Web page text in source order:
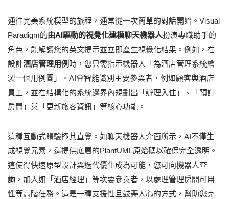
通往完美系統模型的旅程，通常從一次簡單的對話開始。Visual
Paradigm的由AI驅動的視覺化建模聊天機器人扮演專職助手的
角色，能解讀您的英文提示並立即產生視覺化結果。例如，在
設計酒店管理用例 時，您只需指示機器人「為酒店管理系統繪
製一個用例圖」。AI會智能識別主要參與者，例如顧客與酒店
員工，並在結構化的系統邊界內規劃出「辦理入住」、「預訂
房間」與「更新旅客資訊」等核心功能。
這種互動式體驗極其直覺。如聊天機器人介面所示，AI不僅生
成視覺元素，還提供底層的PlantUML原始碼以確保完全透明。
這使得快速原型設計與迭代優化成為可能，您可向機器人查
詢，加入如「酒店經理」等次要參與者，以處理管理房間可用
性等高階任務。這是一種支援性且鼓舞人心的方式，幫助您克